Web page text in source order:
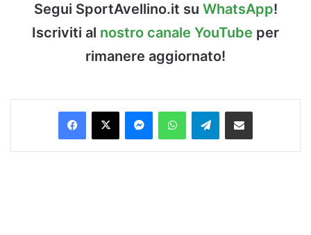
Segui SportAvellino.it su WhatsApp!
Iscriviti al nostro canale YouTube per
rimanere aggiornato!
Facebook
X MessengerWhatsAppTelegramCondividi via Email